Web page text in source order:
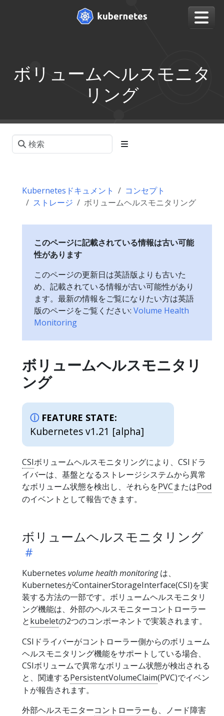
ボリュームヘルスモニタ
リング
Kubernetesドキュメント
コンセプト
ストレージ
ボリュームヘルスモニタリング
このページに記載されている情報は古い可能
性があります
このページの更新日は英語版よりも古いた
め、記載されている情報が古い可能性があり
ます。最新の情報をご覧になりたい方は英語
版のページをご覧ください: Volume Health
Monitoring
ボリュームヘルスモニタリ
ング
FEATURE STATE:
Kubernetes v1.21 [alpha]
CSIボリュームヘルスモニタリングにより、CSIドラ
イバーは、基盤となるストレージシステムから異常
なボリューム状態を検出し、それらをPVCまたはPod
のイベントとして報告できます。
ボリュームヘルスモニタリング
Kubernetes volume health monitoringは、
KubernetesがContainerStorageInterface(CSI)を実
装する方法の一部です。ボリュームヘルスモニタリ
ング機能は、外部のヘルスモニターコントローラー
とkubeletの2つのコンポーネントで実装されます。
CSIドライバーがコントローラー側からのボリューム
ヘルスモニタリング機能をサポートしている場合、
CSIボリュームで異常なボリューム状態が検出される
と、関連するPersistentVolumeClaim(PVC)でイベン
トが報告されます。
外部ヘルスモニターコントローラーも、ノード障害